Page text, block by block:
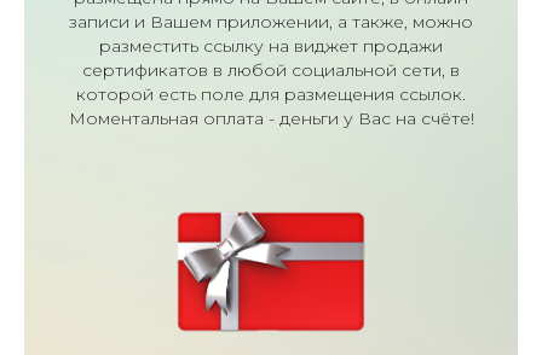
записи и Вашем приложении, а также, можно
разместить ссылку на виджет продажи
сертификатов в любой социальной сети, в
которой есть поле для размещения ссылок.
Моментальная оплата - деньги у Вас на счёте!